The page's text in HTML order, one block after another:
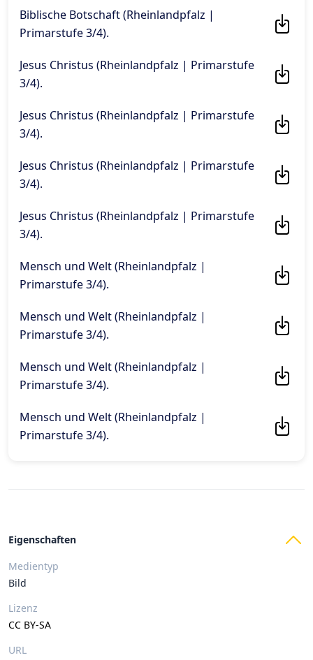
Biblische Botschaft (Rheinlandpfalz |
Primarstufe 3/4).
Jesus Christus (Rheinlandpfalz | Primarstufe
3/4).
Jesus Christus (Rheinlandpfalz | Primarstufe
3/4).
Jesus Christus (Rheinlandpfalz | Primarstufe
3/4).
Jesus Christus (Rheinlandpfalz | Primarstufe
3/4).
Mensch und Welt (Rheinlandpfalz |
Primarstufe 3/4).
Mensch und Welt (Rheinlandpfalz |
Primarstufe 3/4).
Mensch und Welt (Rheinlandpfalz |
Primarstufe 3/4).
Mensch und Welt (Rheinlandpfalz |
Primarstufe 3/4).
Eigenschaften
Medientyp
Bild
Lizenz
CC BY-SA
URL